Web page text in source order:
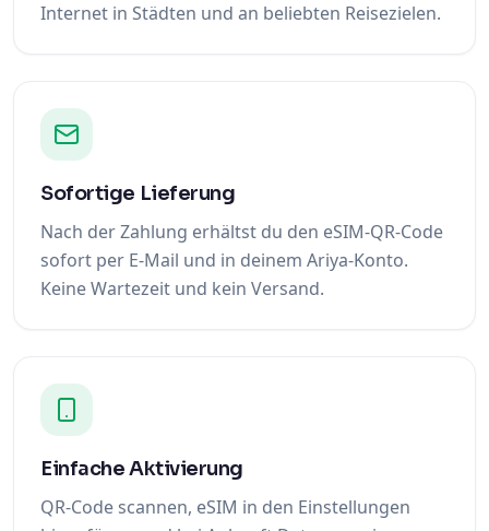
Internet in Städten und an beliebten Reisezielen.
Sofortige Lieferung
Nach der Zahlung erhältst du den eSIM-QR-Code
sofort per E-Mail und in deinem Ariya-Konto.
Keine Wartezeit und kein Versand.
Einfache Aktivierung
QR-Code scannen, eSIM in den Einstellungen